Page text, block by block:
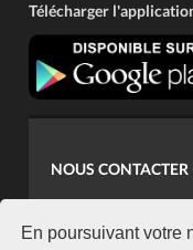
En poursuivant votre
Télécharger
NOUS CONTACTER